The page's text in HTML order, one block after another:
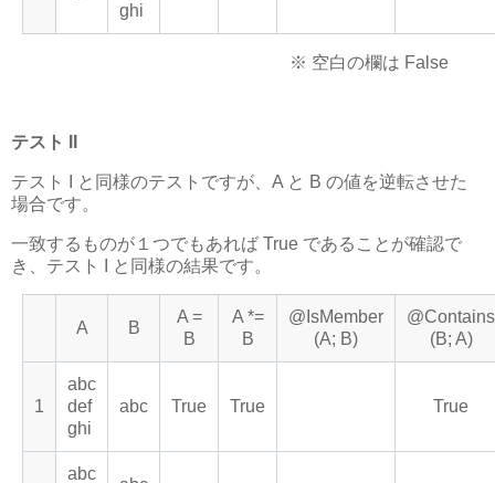
ghi
※ 空白の欄は False
テスト II
テスト I と同様のテストですが、A と B の値を逆転させた
場合です。
一致するものが１つでもあれば True であることが確認で
き、テスト I と同様の結果です。
A B
A =
B
A *=
B
@IsMember
(A; B)
@Contains
(B; A)
1
abc
def
ghi
abc True True True
abc